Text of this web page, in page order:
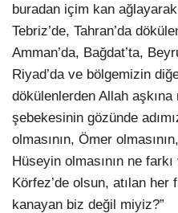
buradan içim kan
Tebriz’de, Tahran’da
Amman’da, Bağdat’ta,
Riyad’da ve bölgemizin
dökülenlerden Allah
şebekesinin gözünde
olmasının, Ömer
Hüseyin olmasının ne
Körfez’de olsun, atılan
kanayan biz değil miyiz?”